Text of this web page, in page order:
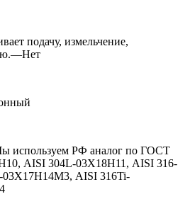
подачу, измельчение,
—Нет
используем РФ аналог по ГОСТ
AISI 304L-03Х18Н11, AISI 316-
AISI 316Ti-